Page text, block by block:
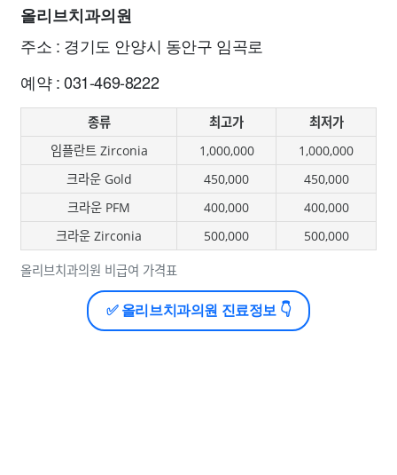
올리브치과의원
주소 : 경기도 안양시 동안구 임곡로
예약 : 031-469-8222
올리브치과의원 비급여 가격표
종류 최고가
최저가
임플란트 Zirconia
1,000,000
1,000,000
크라운 Gold
450,000
450,000
크라운 PFM
400,000
400,000
크라운 Zirconia
500,000 500,000
✅ 올리브치과의원 진료정보 👇